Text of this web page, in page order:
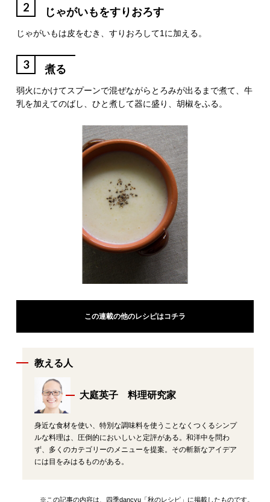
2 じゃがいもをすりおろす
じゃがいもは皮をむき、すりおろして1に加える。
3 煮る
弱火にかけてスプーンで混ぜながらとろみが出るまで煮て、牛
乳を加えてのばし、ひと煮して器に盛り、胡椒をふる。
この連載の他のレシピはコチラ
教える人
大庭英子 料理研究家
身近な食材を使い、特別な調味料を使うことなくつくるシンプ
ルな料理は、圧倒的においしいと定評がある。和洋中を問わ
ず、多くのカテゴリーのメニューを提案。その斬新なアイデア
には目をみはるものがある。
※この記事の内容は、四季dancyu「秋のレシピ」に掲載したものです。